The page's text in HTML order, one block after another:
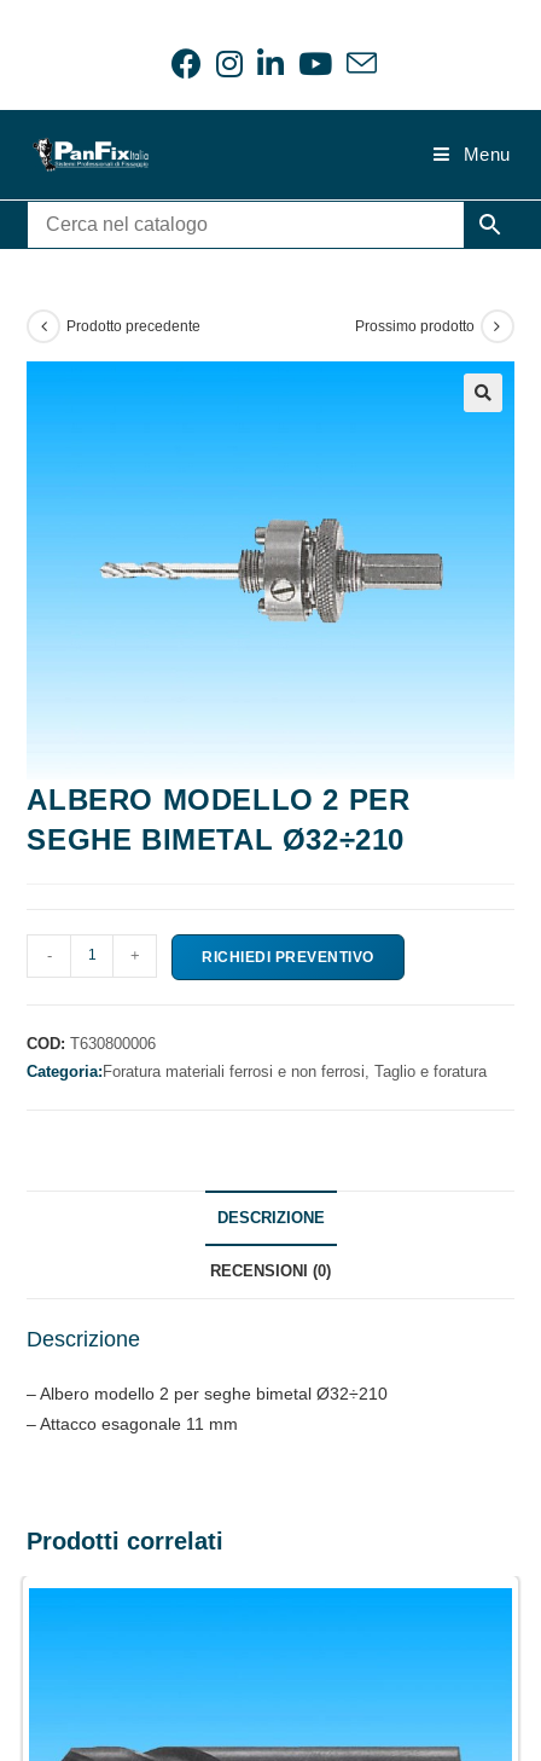
Menu
Prodotto precedente Prossimo prodotto
ALBERO MODELLO 2 PER
SEGHE BIMETAL Ø32÷210
ALBERO
MODELLO
PER
SEGHE
- + RICHIEDI PREVENTIVO
COD:T630800006
Categoria:Foratura materiali ferrosi e non ferrosi,Taglio e foratura
DESCRIZIONE
RECENSIONI (0)
Descrizione
– Albero modello 2 per seghe bimetal Ø32÷210
– Attacco esagonale 11 mm
Prodotti correlati